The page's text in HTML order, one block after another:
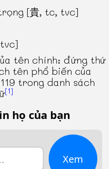
[貴, tc, tvc]
tên chính: đứng thứ
tên phổ biến của
trong danh sách
[1]
họ của bạn
Xem